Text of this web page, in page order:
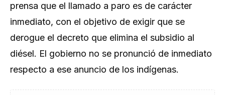
prensa que el llamado a paro es de carácter
inmediato, con el objetivo de exigir que se
derogue el decreto que elimina el subsidio al
diésel. El gobierno no se pronunció de inmediato
respecto a ese anuncio de los indígenas.